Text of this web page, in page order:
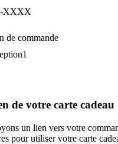
XXXX
de commande
1
de votre carte cadeau
un lien vers votre
pour utiliser votre carte